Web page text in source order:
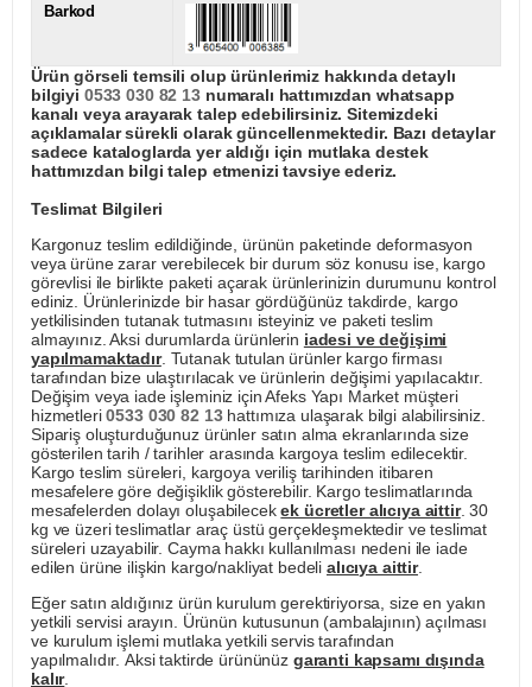
Barkod
Ürün görseli temsili olup ürünlerimiz hakkında detaylı
bilgiyi 0533 030 82 13numaralı hattımızdan whatsapp
kanalı veya arayarak talep edebilirsiniz. Sitemizdeki
açıklamalar sürekli olarak güncellenmektedir. Bazı detaylar
sadece kataloglarda yer aldığı için mutlaka destek
hattımızdan bilgi talep etmenizi tavsiye ederiz.
Teslimat Bilgileri
Kargonuz teslim edildiğinde, ürünün paketinde deformasyon
veya ürüne zarar verebilecek bir durum söz konusu ise, kargo
görevlisi ile birlikte paketi açarak ürünlerinizin durumunu kontrol
ediniz. Ürünlerinizde bir hasar gördüğünüz takdirde, kargo
yetkilisinden tutanak tutmasını isteyiniz ve paketi teslim
almayınız. Aksi durumlarda ürünlerin iadesi ve değişimi
yapılmamaktadır. Tutanak tutulan ürünler kargo firması
tarafından bize ulaştırılacak ve ürünlerin değişimi yapılacaktır.
Değişim veya iade işleminiz için Afeks Yapı Market müşteri
hizmetleri0533 030 82 13hattımıza ulaşarak bilgi alabilirsiniz.
Sipariş oluşturduğunuz ürünler satın alma ekranlarında size
gösterilen tarih / tarihler arasında kargoya teslim edilecektir.
Kargo teslim süreleri, kargoya veriliş tarihinden itibaren
mesafelere göre değişiklik gösterebilir. Kargo teslimatlarında
mesafelerden dolayı oluşabilecekek ücretler alıcıya aittir. 30
kg ve üzeri teslimatlar araç üstü gerçekleşmektedir ve teslimat
süreleri uzayabilir. Cayma hakkı kullanılması nedeni ile iade
edilen ürüne ilişkin kargo/nakliyat bedeli alıcıya aittir.
Eğer satın aldığınız ürün kurulum gerektiriyorsa, size en yakın
yetkili servisi arayın. Ürünün kutusunun (ambalajının) açılması
ve kurulum işlemi mutlaka yetkili servis tarafından
yapılmalıdır. Aksi taktirde ürününüz garanti kapsamı dışında
kalır.